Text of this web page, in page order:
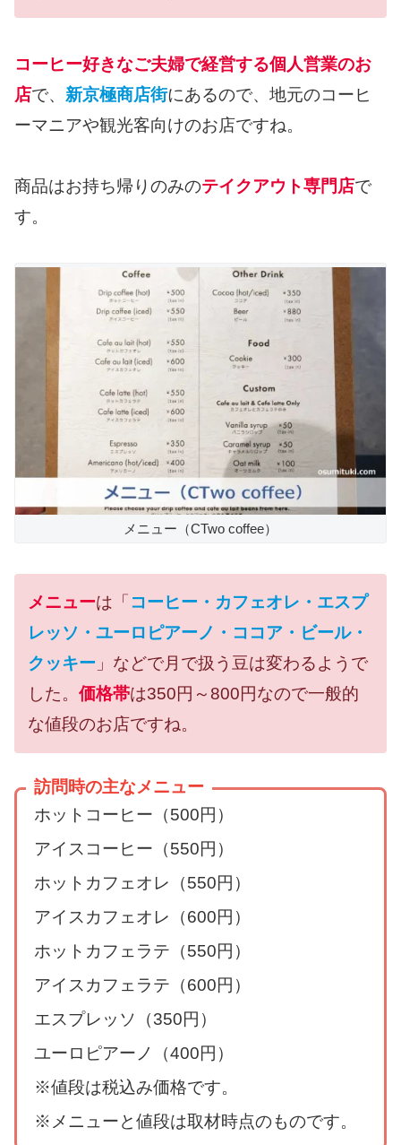
コーヒー好きなご夫婦で経営する個人営業のお
店で、 新京極商店街にあるので、地元のコーヒ
ーマニアや観光客向けのお店ですね。
商品はお持ち帰りのみのテイクアウト専門店で
す。
メニュー（CTwo coffee）
メニューは「コーヒー・カフェオレ・エスプ
レッソ・ユーロピアーノ・ココア・ビール・
クッキー 」などで月で扱う豆は変わるようで
した。 価格帯は350円～800円なので一般的
な値段のお店ですね。
訪問時の主なメニュー
ホットコーヒー（500円）
アイスコーヒー（550円）
ホットカフェオレ（550円）
アイスカフェオレ（600円）
ホットカフェラテ（550円）
アイスカフェラテ（600円）
エスプレッソ（350円）
ユーロピアーノ（400円）
※値段は税込み価格です。
※メニューと値段は取材時点のものです。